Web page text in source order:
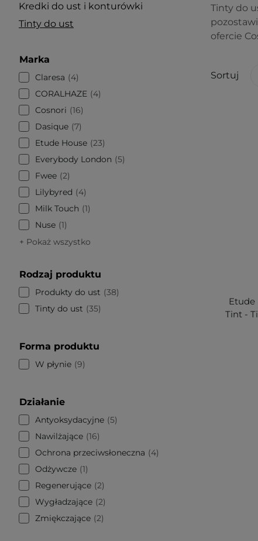
Kredki do ust i konturówki
Tinty do ust
Marka
Claresa
4
CORALHAZE
4
Cosnori
16
Dasique 7
Etude House 23
Everybody London
5
Fwee 2
Lilybyred
4
Milk Touch
1
Nuse 1
+ Pokaż wszystko
Rodzaj produktu
Produkty do ust
38
Tinty do ust
35
Forma produktu
W płynie 9
Działanie
Antyoksydacyjne 5
Nawilżające 16
Ochrona przeciwsłoneczna
4
Odżywcze 1
Regenerujące 2
Wygładzające 2
Zmiękczające 2
Tinty do
ofercie
Sortuj
Etude
Tint -